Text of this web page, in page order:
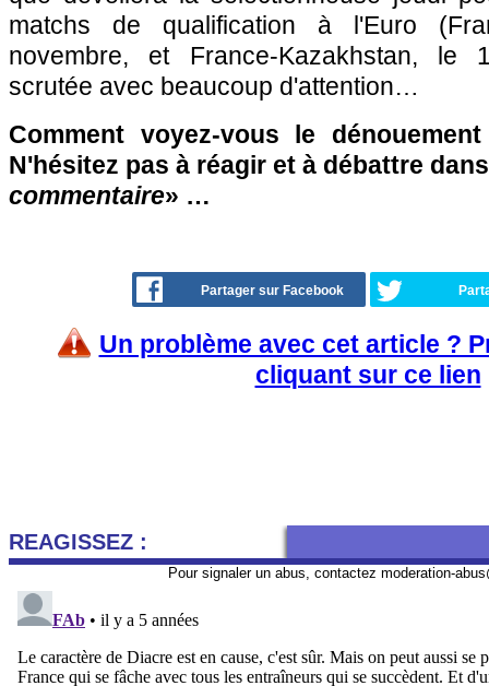
matchs de qualification à l'Euro
novembre, et France-Kazakhstan, le
scrutée avec beaucoup d'attention…
Comment voyez-vous le
N'hésitez pas à réagir et à débattre
commentaire» …
Partager sur Facebook
Un problème avec cet article ?
cliquant sur ce lien
REAGISSEZ :
Pour signaler un abus, contactez moderation-